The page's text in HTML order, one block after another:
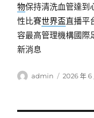
物保持清洗血管達到
性比賽世界盃直播平
容最高管理機構國際
新消息
作
admin
發
2026 年 6